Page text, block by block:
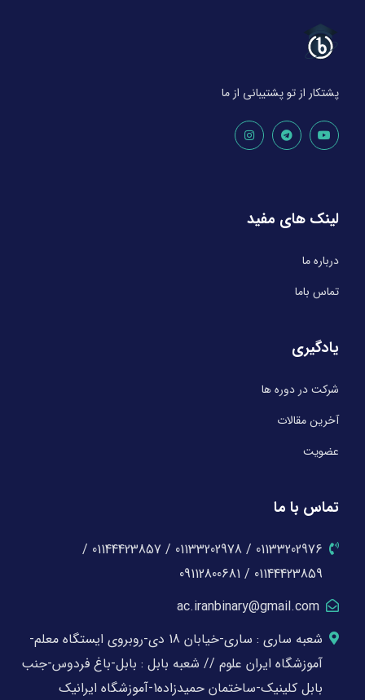
پشتکار از تو پشتیبانی از ما
لینک های مفید
درباره ما
تماس باما
یادگیری
شرکت در دوره ها
آخرین مقالات
عضویت
تماس با ما
01133202976 / 01133202978 / 01144423857 /
01144423859 / 09112800681
ac.iranbinary@gmail.com
شعبه ساری : ساری-خیابان 18 دی-روبروی ایستگاه معلم-
آموزشگاه ایران علوم // شعبه بابل : بابل-باغ فردوس-جنب
بابل کلینیک-ساختمان حمیدزاده1-آموزشگاه ایرانیک